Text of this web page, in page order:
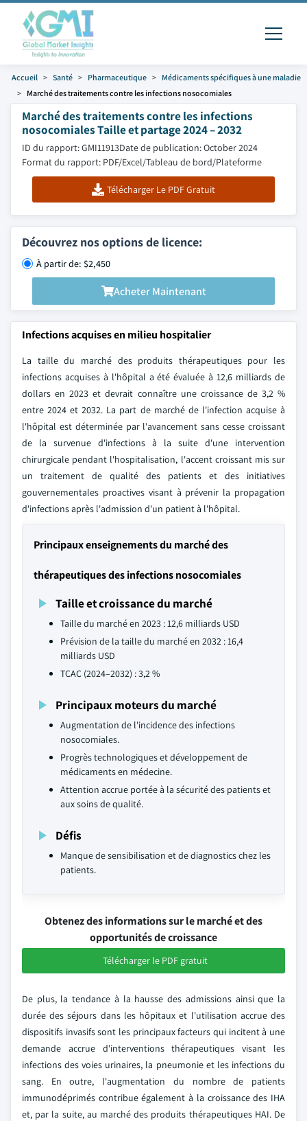
Accueil Santé Pharmaceutique
Médicaments spécifiques à une maladie
Marché des traitements contre les infections nosocomiales
Marché des traitements contre les infections
nosocomiales Taille et partage 2024 – 2032
ID du rapport: GMI11913Date de publication: October 2024
Format du rapport: PDF/Excel/Tableau de bord/Plateforme
Télécharger Le PDF Gratuit
Découvrez nos options de licence:
À partir de: $2,450
Acheter Maintenant
Infections acquises en milieu hospitalier
La taille du marché des produits thérapeutiques pour les
infections acquises à l'hôpital a été évaluée à 12,6 milliards de
dollars en 2023 et devrait connaître une croissance de 3,2 %
entre 2024 et 2032. La part de marché de l'infection acquise à
l'hôpital est déterminée par l'avancement sans cesse croissant
de la survenue d'infections à la suite d'une intervention
chirurgicale pendant l'hospitalisation, l'accent croissant mis sur
un traitement de qualité des patients et des initiatives
gouvernementales proactives visant à prévenir la propagation
d'infections après l'admission d'un patient à l'hôpital.
Principaux enseignements du marché des
thérapeutiques des infections nosocomiales
Taille et croissance du marché
Taille du marché en 2023 : 12,6 milliards USD
Prévision de la taille du marché en 2032 : 16,4
milliards USD
TCAC (2024–2032) : 3,2 %
Principaux moteurs du marché
Augmentation de l'incidence des infections
nosocomiales.
Progrès technologiques et développement de
médicaments en médecine.
Attention accrue portée à la sécurité des patients et
aux soins de qualité.
Défis
Manque de sensibilisation et de diagnostics chez les
patients.
Obtenez des informations sur le marché et des
opportunités de croissance
Télécharger le PDF gratuit
De plus, la tendance à la hausse des admissions ainsi que la
durée des séjours dans les hôpitaux et l'utilisation accrue des
dispositifs invasifs sont les principaux facteurs qui incitent à une
demande accrue d'interventions thérapeutiques visant les
infections des voies urinaires, la pneumonie et les infections du
sang. En outre, l'augmentation du nombre de patients
immunodéprimés contribue également à la croissance des IHA
et, par la suite, au marché des produits thérapeutiques HAI. De